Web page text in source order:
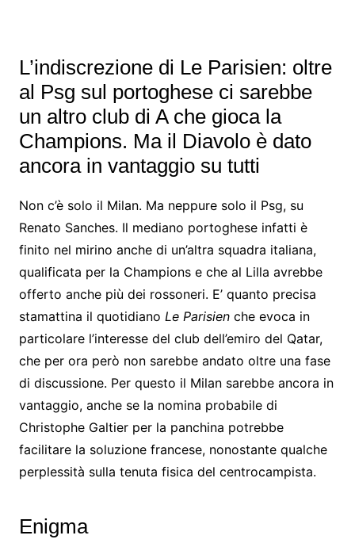
L’indiscrezione di Le Parisien: oltre
al Psg sul portoghese ci sarebbe
un altro club di A che gioca la
Champions. Ma il Diavolo è dato
ancora in vantaggio su tutti
Non c’è solo il Milan. Ma neppure solo il Psg, su
Renato Sanches. Il mediano portoghese infatti è
finito nel mirino anche di un’altra squadra italiana,
qualificata per la Champions e che al Lilla avrebbe
offerto anche più dei rossoneri. E’ quanto precisa
stamattina il quotidiano Le Parisien che evoca in
particolare l’interesse del club dell’emiro del Qatar,
che per ora però non sarebbe andato oltre una fase
di discussione. Per questo il Milan sarebbe ancora in
vantaggio, anche se la nomina probabile di
Christophe Galtier per la panchina potrebbe
facilitare la soluzione francese, nonostante qualche
perplessità sulla tenuta fisica del centrocampista.
Enigma